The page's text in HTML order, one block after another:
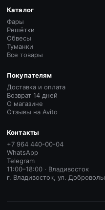
Каталог
Фары
Решётки
Обвесы
Туманки
Все товары
Покупателям
Доставка и оплата
Возврат 14 дней
О магазине
Отзывы на Avito
Контакты
+7 964 440-00-04
WhatsApp
Telegram
11:00–18:00 · Владивосток
г. Владивосток, ул.